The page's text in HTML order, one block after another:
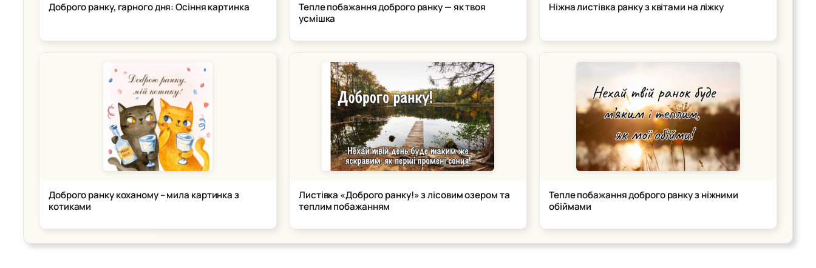
Доброго ранку, гарного дня: Осіння картинка
Тепле побажання доброго ранку — як твоя
усмішка
Ніжна листівка ранку з квітами на ліжку
Доброго ранку коханому – мила картинка з
котиками
Листівка «Доброго ранку!» з лісовим озером та
теплим побажанням
Тепле побажання доброго ранку з ніжними
обіймами